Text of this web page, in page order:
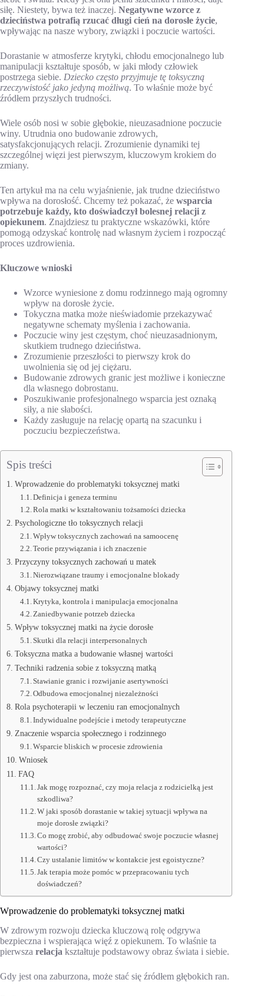
siłę. Niestety, bywa też inaczej. Negatywne wzorce z
dzieciństwa potrafią rzucać długi cień na dorosłe życie,
wpływając na nasze wybory, związki i poczucie wartości.
Dorastanie w atmosferze krytyki, chłodu emocjonalnego lub
manipulacji kształtuje sposób, w jaki młody człowiek
postrzega siebie. Dziecko często przyjmuje tę toksyczną
rzeczywistość jako jedyną możliwą. To właśnie może być
źródłem przyszłych trudności.
Wiele osób nosi w sobie głębokie, nieuzasadnione poczucie
winy. Utrudnia ono budowanie zdrowych,
satysfakcjonujących relacji. Zrozumienie dynamiki tej
szczególnej więzi jest pierwszym, kluczowym krokiem do
zmiany.
Ten artykuł ma na celu wyjaśnienie, jak trudne dzieciństwo
wpływa na dorosłość. Chcemy też pokazać, że wsparcia
potrzebuje każdy, kto doświadczył bolesnej relacji z
opiekunem. Znajdziesz tu praktyczne wskazówki, które
pomogą odzyskać kontrolę nad własnym życiem i rozpocząć
proces uzdrowienia.
Kluczowe wnioski
Wzorce wyniesione z domu rodzinnego mają ogromny
wpływ na dorosłe życie.
Tokyczna matka może nieświadomie przekazywać
negatywne schematy myślenia i zachowania.
Poczucie winy jest częstym, choć nieuzasadnionym,
skutkiem trudnego dzieciństwa.
Zrozumienie przeszłości to pierwszy krok do
uwolnienia się od jej ciężaru.
Budowanie zdrowych granic jest możliwe i konieczne
dla własnego dobrostanu.
Poszukiwanie profesjonalnego wsparcia jest oznaką
siły, a nie słabości.
Każdy zasługuje na relację opartą na szacunku i
poczuciu bezpieczeństwa.
Spis treści
Wprowadzenie do problematyki toksycznej matki
Definicja i geneza terminu
Rola matki w kształtowaniu tożsamości dziecka
Psychologiczne tło toksycznych relacji
Wpływ toksycznych zachowań na samoocenę
Teorie przywiązania i ich znaczenie
Przyczyny toksycznych zachowań u matek
Nierozwiązane traumy i emocjonalne blokady
Objawy toksycznej matki
Krytyka, kontrola i manipulacja emocjonalna
Zaniedbywanie potrzeb dziecka
Wpływ toksycznej matki na życie dorosłe
Skutki dla relacji interpersonalnych
Toksyczna matka a budowanie własnej wartości
Techniki radzenia sobie z toksyczną matką
Stawianie granic i rozwijanie asertywności
Odbudowa emocjonalnej niezależności
Rola psychoterapii w leczeniu ran emocjonalnych
Indywidualne podejście i metody terapeutyczne
Znaczenie wsparcia społecznego i rodzinnego
Wsparcie bliskich w procesie zdrowienia
Wniosek
FAQ
Jak mogę rozpoznać, czy moja relacja z rodzicielką jest
szkodliwa?
W jaki sposób dorastanie w takiej sytuacji wpływa na
moje dorosłe związki?
Co mogę zrobić, aby odbudować swoje poczucie własnej
wartości?
Czy ustalanie limitów w kontakcie jest egoistyczne?
Jak terapia może pomóc w przepracowaniu tych
doświadczeń?
Wprowadzenie do problematyki toksycznej matki
W zdrowym rozwoju dziecka kluczową rolę odgrywa
bezpieczna i wspierająca więź z opiekunem. To właśnie ta
pierwsza relacja kształtuje podstawowy obraz świata i siebie.
Gdy jest ona zaburzona, może stać się źródłem głębokich ran.